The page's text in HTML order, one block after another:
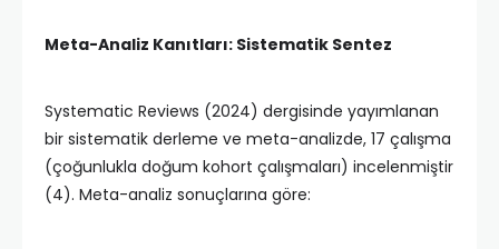
Meta-Analiz Kanıtları: Sistematik Sentez
Systematic Reviews (2024) dergisinde yayımlanan
bir sistematik derleme ve meta-analizde, 17 çalışma
(çoğunlukla doğum kohort çalışmaları) incelenmiştir
(4). Meta-analiz sonuçlarına göre: